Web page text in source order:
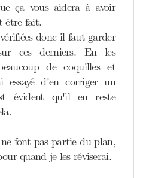
ça vous aidera à avoir
être fait.
donc il faut garder
ces derniers. En les
de coquilles et
essayé d'en corriger un
évident qu'il en reste
font pas partie du plan,
quand je les réviserai.